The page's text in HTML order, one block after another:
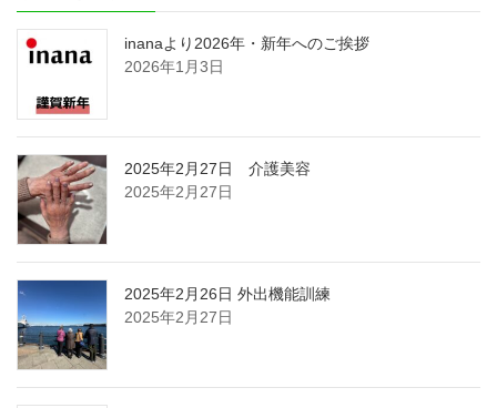
inanaより2026年・新年へのご挨拶
2026年1月3日
2025年2月27日 介護美容
2025年2月27日
2025年2月26日 外出機能訓練
2025年2月27日